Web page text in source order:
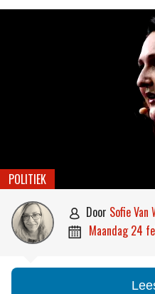
POLITIEK
 door Sofie Van
 maandag 24